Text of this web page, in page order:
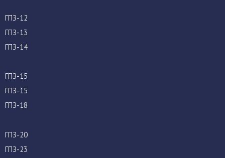
ГПЗ-12
ГПЗ-13
ГПЗ-14
ГПЗ-15
ГПЗ-15
ГПЗ-18
ГПЗ-20
ГПЗ-23